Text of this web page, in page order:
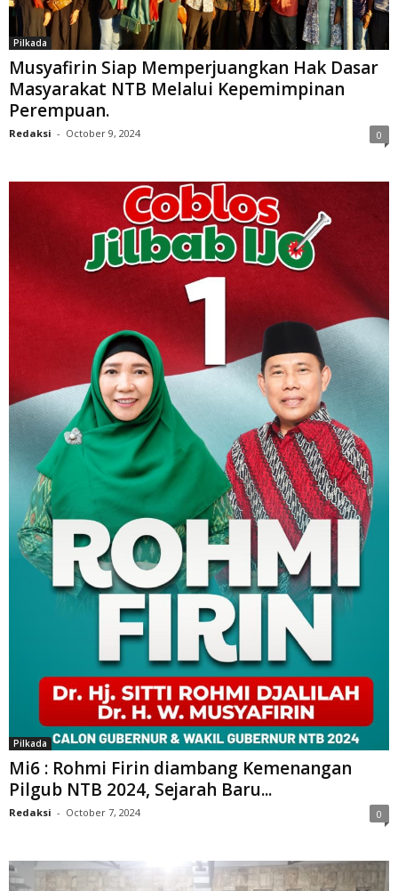
Pilkada
Musyafirin Siap Memperjuangkan Hak Dasar
Masyarakat NTB Melalui Kepemimpinan
Perempuan.
Redaksi - October 9, 2024 0
Pilkada
Mi6 : Rohmi Firin diambang Kemenangan
Pilgub NTB 2024, Sejarah Baru...
Redaksi - October 7, 2024 0